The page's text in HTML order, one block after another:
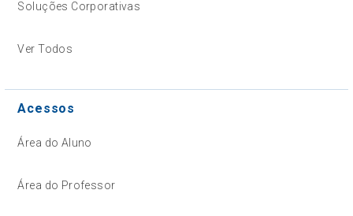
Soluções Corporativas
Ver Todos
Acessos
Área do Aluno
Área do Professor